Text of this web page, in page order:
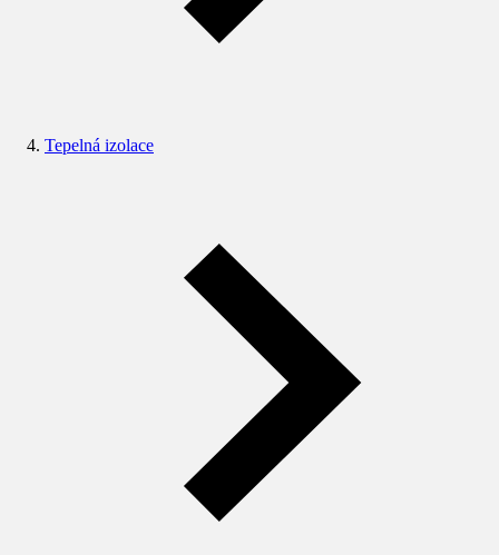
Tepelná izolace